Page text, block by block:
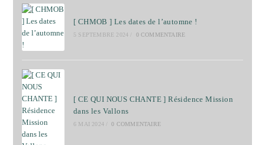
[ CHMOB ] Les dates de l’automne !
5 SEPTEMBRE 2024 0 COMMENTAIRE
[ CE QUI NOUS CHANTE ] Résidence Mission
dans les Vallons
6 MAI 2024 0 COMMENTAIRE